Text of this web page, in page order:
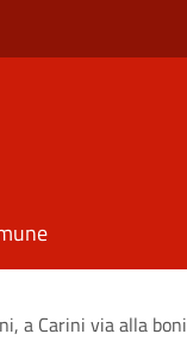
a Carini via alla